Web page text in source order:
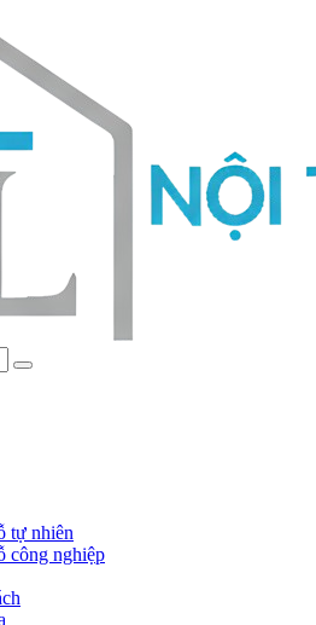
tự nhiên
công nghiệp